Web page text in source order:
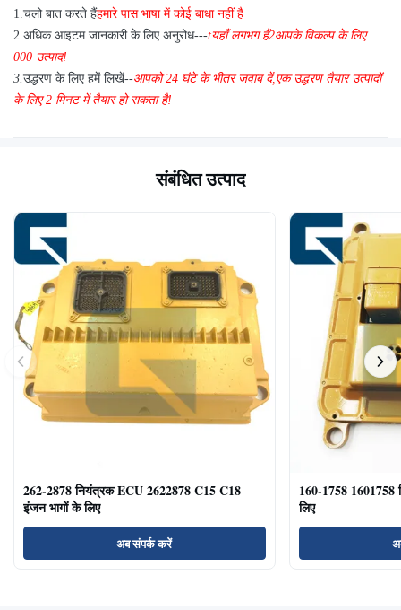
1 चलो बात करते हैंहमारे पास भाषा में कोई बाधा नहीं है
2. अधिक आइटम जानकारी के लिए अनुरोध---tयहाँ लगभग हैं2आपके विकल्प के लिए
000 उत्पाद!
3. उद्धरण के लिए हमें लिखें--आपको 24 घंटे के भीतर जवाब दें,एक उद्धरण तैयार उत्पादों
के लिए 2 मिनट में तैयार हो सकता है!
संबंधित उत्पाद
262-2878 नियंत्रक ECU 2622878 C15 C18
इंजन भागों के लिए
अब संपर्क करें
160-1758
लिए